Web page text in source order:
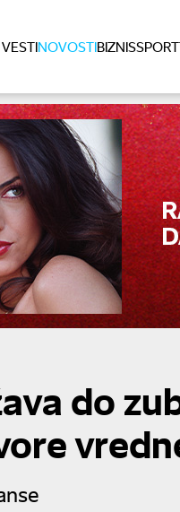
NOVOSTIBIZNISSPORT
do